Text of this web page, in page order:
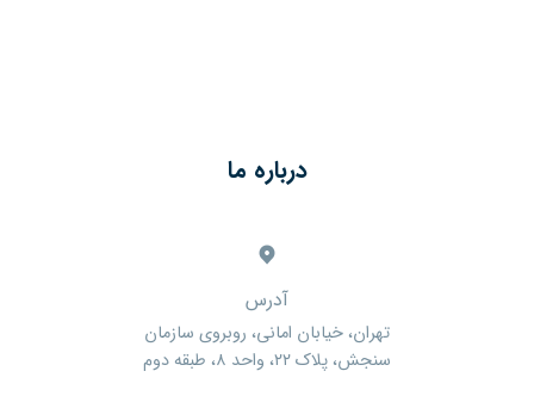
درباره ما
آدرس
تهران، خیابان امانی، روبروی سازمان
سنجش، پلاک ۲۲، واحد ۸، طبقه دوم